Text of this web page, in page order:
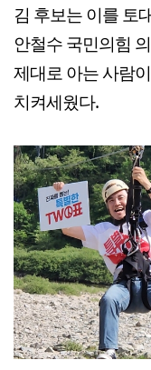
김 후보는 이를 토
안철수 국민의힘
제대로 아는 사람
치켜세웠다.